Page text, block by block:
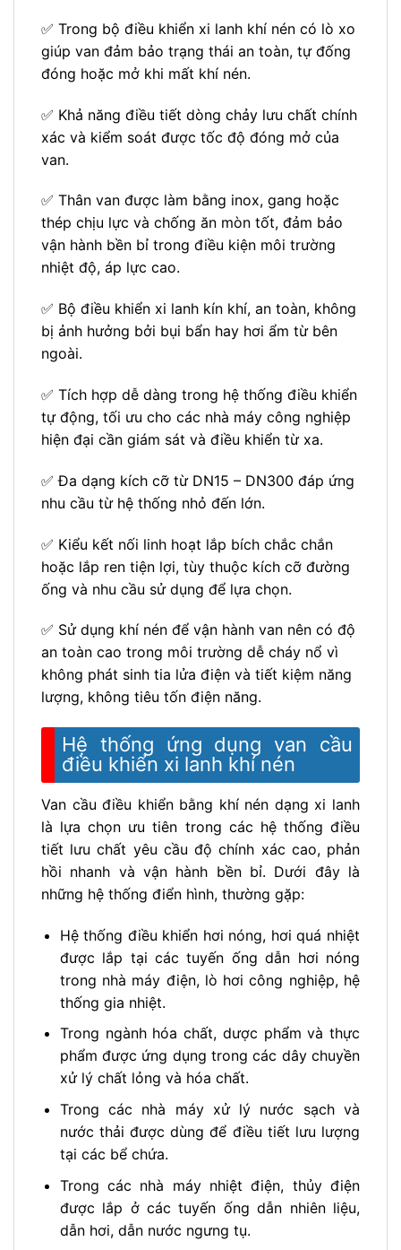
✅ Trong bộ điều khiển xi lanh khí nén có lò xo
giúp van đảm bảo trạng thái an toàn, tự đống
đóng hoặc mở khi mất khí nén.
✅ Khả năng điều tiết dòng chảy lưu chất chính
xác và kiểm soát được tốc độ đóng mở của
van.
✅ Thân van được làm bằng inox, gang hoặc
thép chịu lực và chống ăn mòn tốt, đảm bảo
vận hành bền bỉ trong điều kiện môi trường
nhiệt độ, áp lực cao.
✅ Bộ điều khiển xi lanh kín khí, an toàn, không
bị ảnh hưởng bởi bụi bẩn hay hơi ẩm từ bên
ngoài.
✅ Tích hợp dễ dàng trong hệ thống điều khiển
tự động, tối ưu cho các nhà máy công nghiệp
hiện đại cần giám sát và điều khiển từ xa.
✅ Đa dạng kích cỡ từ DN15 – DN300 đáp ứng
nhu cầu từ hệ thống nhỏ đến lớn.
✅ Kiểu kết nối linh hoạt lắp bích chắc chắn
hoặc lắp ren tiện lợi, tùy thuộc kích cỡ đường
ống và nhu cầu sử dụng để lựa chọn.
✅ Sử dụng khí nén để vận hành van nên có độ
an toàn cao trong môi trường dễ cháy nổ vì
không phát sinh tia lửa điện và tiết kiệm năng
lượng, không tiêu tốn điện năng.
Hệ thống ứng dụng van cầu
điều khiển xi lanh khí nén
Van cầu điều khiển bằng khí nén dạng xi lanh
là lựa chọn ưu tiên trong các hệ thống điều
tiết lưu chất yêu cầu độ chính xác cao, phản
hồi nhanh và vận hành bền bỉ. Dưới đây là
những hệ thống điển hình, thường gặp:
Hệ thống điều khiển hơi nóng, hơi quá nhiệt
được lắp tại các tuyến ống dẫn hơi nóng
trong nhà máy điện, lò hơi công nghiệp, hệ
thống gia nhiệt.
Trong ngành hóa chất, dược phẩm và thực
phẩm được ứng dụng trong các dây chuyền
xử lý chất lỏng và hóa chất.
Trong các nhà máy xử lý nước sạch và
nước thải được dùng để điều tiết lưu lượng
tại các bể chứa.
Trong các nhà máy nhiệt điện, thủy điện
được lắp ở các tuyến ống dẫn nhiên liệu,
dẫn hơi, dẫn nước ngưng tụ.